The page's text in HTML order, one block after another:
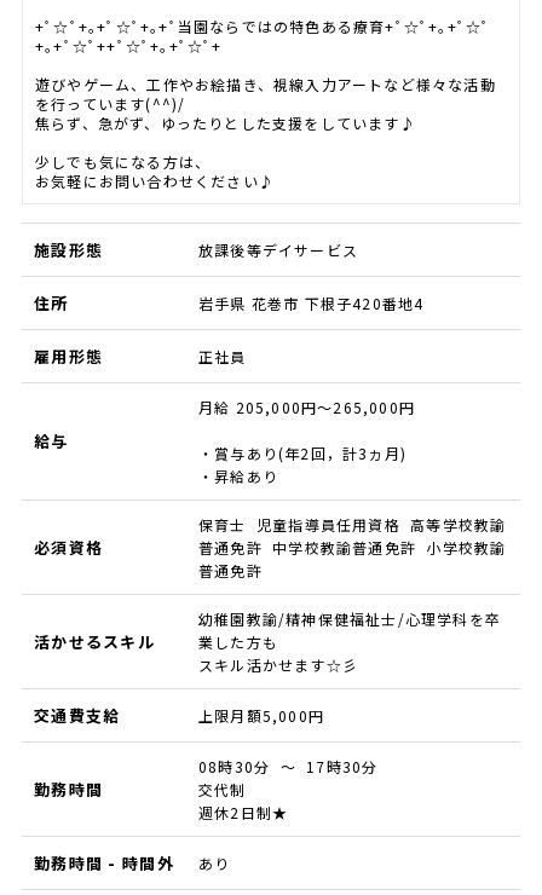
+ﾟ☆ﾟ+｡+ﾟ☆ﾟ+｡+ﾟ当園ならではの特色ある療育+ﾟ☆ﾟ+｡+ﾟ☆ﾟ
+｡+ﾟ☆ﾟ++ﾟ☆ﾟ+｡+ﾟ☆ﾟ+
遊びやゲーム、工作やお絵描き、視線入力アートなど様々な活動
を行っています(^^)/
焦らず、急がず、ゆったりとした支援をしています♪
少しでも気になる方は、
お気軽にお問い合わせください♪
施設形態 放課後等デイサービス
住所 岩手県 花巻市 下根子420番地4
雇用形態 正社員
給与
月給 205,000円～265,000円
・賞与あり(年2回，計3ヵ月)
・昇給あり
必須資格
保育士 児童指導員任用資格 高等学校教諭
普通免許 中学校教諭普通免許 小学校教諭
普通免許
活かせるスキル
幼稚園教諭/精神保健福祉士/心理学科を卒
業した方も
スキル活かせます☆彡
交通費支給 上限月額5,000円
勤務時間
08時30分 ～ 17時30分
交代制
週休2日制★
勤務時間 - 時間外 あり